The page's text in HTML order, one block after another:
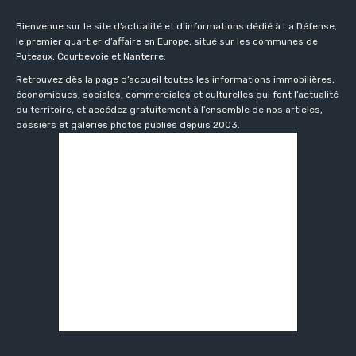
Bienvenue sur le site d’actualité et d’informations dédié à La Défense,
le premier quartier d’affaire en Europe, situé sur les communes de
Puteaux, Courbevoie et Nanterre.
Retrouvez dès la page d’accueil toutes les informations immobilières,
économiques, sociales, commerciales et culturelles qui font l’actualité
du territoire, et accédez gratuitement à l’ensemble de nos articles,
dossiers et galeries photos publiés depuis 2003.